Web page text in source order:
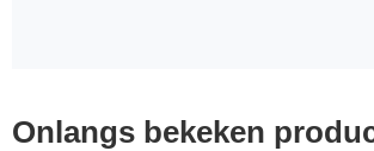
Onlangs bekeken